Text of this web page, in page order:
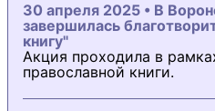
30 апреля 2025 • В
завершилась
книгу"
Акция проходила в
православной книги.